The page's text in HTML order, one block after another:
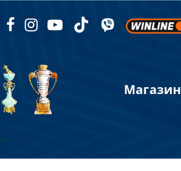
Магазин